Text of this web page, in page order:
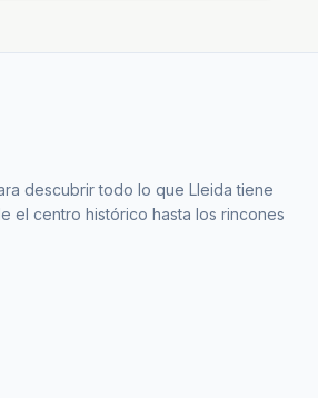
descubrir todo lo que Lleida tiene
el centro histórico hasta los rincones